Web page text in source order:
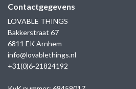
Contactgegevens
LOVABLE THINGS
Bakkerstraat 67
6811 EK Arnhem
info@lovablethings.nl
+31(0)6-21824192